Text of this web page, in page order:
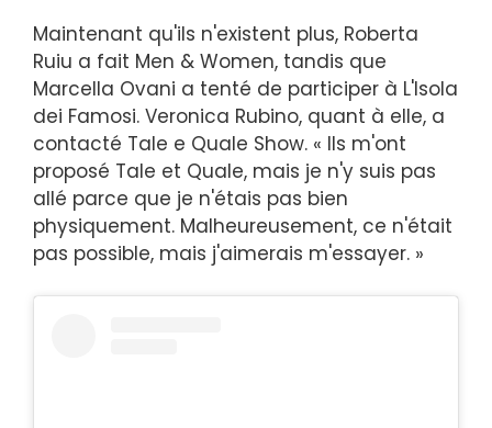
Maintenant qu'ils n'existent plus, Roberta
Ruiu a fait Men & Women, tandis que
Marcella Ovani a tenté de participer à L'Isola
dei Famosi. Veronica Rubino, quant à elle, a
contacté Tale e Quale Show. « Ils m'ont
proposé Tale et Quale, mais je n'y suis pas
allé parce que je n'étais pas bien
physiquement. Malheureusement, ce n'était
pas possible, mais j'aimerais m'essayer. »